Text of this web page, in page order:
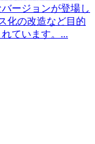
ージョンが登場し
化の改造など目的
ています。...